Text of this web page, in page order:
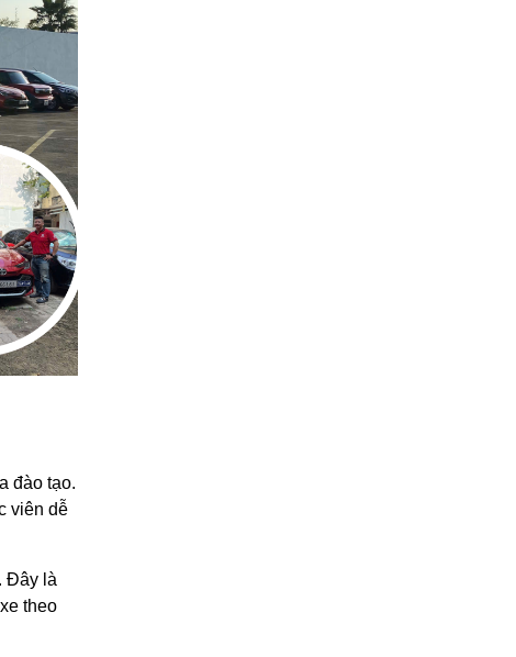
đào tạo.
viên dễ
. Đây là
theo